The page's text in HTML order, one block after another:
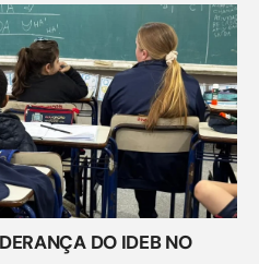
DO IDEB NO